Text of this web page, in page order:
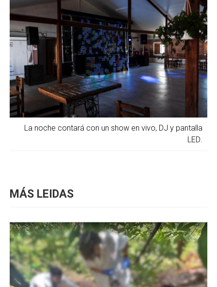
La noche contará con un show en vivo, DJ y pantalla
LED.
MÁS LEIDAS